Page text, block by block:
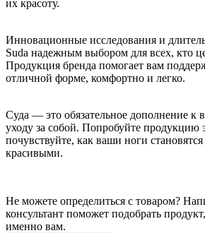
их красоту.
Инновационные исследования и
Suda надежным выбором для всех, кто
Продукция бренда помогает вам
отличной форме, комфортно и легко.
Суда — это обязательное дополнение к
уходу за собой. Попробуйте продукцию
почувствуйте, как ваши ноги
красивыми.
Не можете определиться с товаром?
консультант поможет подобрать
именно вам.